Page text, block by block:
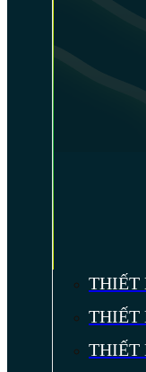
THIẾT
THIẾT
THIẾT